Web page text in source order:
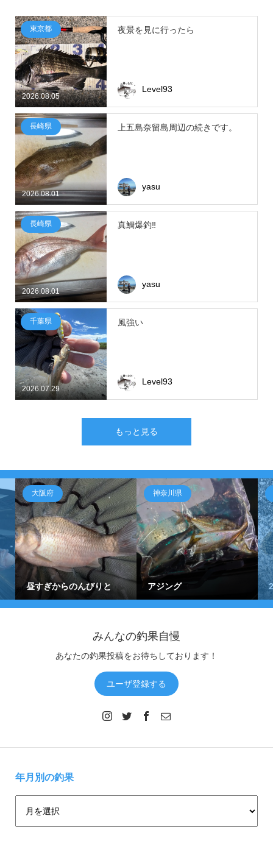
2026.08.05
東京都 夜景を見に行ったら
Level93
2026.08.01
長崎県 上五島奈留島周辺の続きです。
yasu
2026.08.01
長崎県 真鯛爆釣‼
yasu
2026.07.29
千葉県 風強い
Level93
もっと見る
大阪府
昼すぎからのんびりと
神奈川県
アジング
みんなの釣果自慢
あなたの釣果投稿をお待ちしております！
ユーザ登録する
年月別の釣果